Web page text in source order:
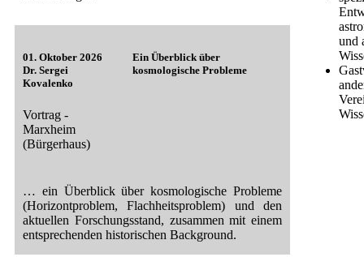
01. Oktober 2026
Dr. Sergei
Kovalenko
Vortrag -
Marxheim
(Bürgerhaus)
Ein Überblick über
kosmologische Probleme
… ein Überblick über kosmologische Probleme
(Horizontproblem, Flachheitsproblem) und den
aktuellen Forschungsstand, zusammen mit einem
entsprechenden historischen Background.
und